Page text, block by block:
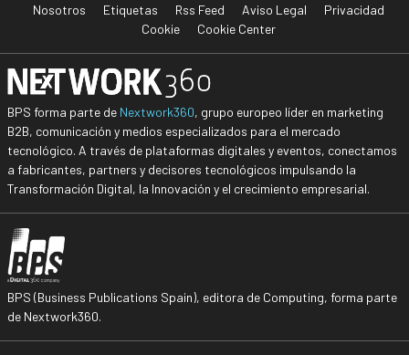
Nosotros Etiquetas Rss Feed Aviso Legal
Privacidad
Cookie
Cookie Center
BPS forma parte de Nextwork360, grupo europeo líder en marketing
B2B, comunicación y medios especializados para el mercado
tecnológico. A través de plataformas digitales y eventos, conectamos
a fabricantes, partners y decisores tecnológicos impulsando la
Transformación Digital, la Innovación y el crecimiento empresarial.
BPS (Business Publications Spain), editora de Computing, forma parte
de Nextwork360.